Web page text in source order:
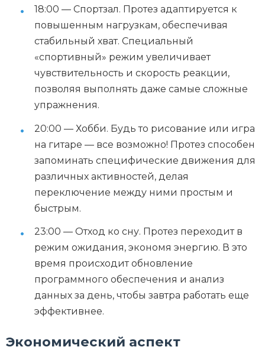
18:00 — Спортзал. Протез адаптируется к
повышенным нагрузкам, обеспечивая
стабильный хват. Специальный
«спортивный» режим увеличивает
чувствительность и скорость реакции,
позволяя выполнять даже самые сложные
упражнения.
20:00 — Хобби. Будь то рисование или игра
на гитаре — все возможно! Протез способен
запоминать специфические движения для
различных активностей, делая
переключение между ними простым и
быстрым.
23:00 — Отход ко сну. Протез переходит в
режим ожидания, экономя энергию. В это
время происходит обновление
программного обеспечения и анализ
данных за день, чтобы завтра работать еще
эффективнее.
Экономический аспект